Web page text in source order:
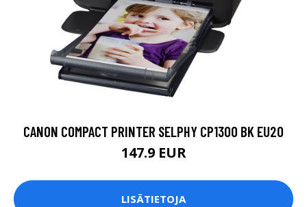
CANON COMPACT PRINTER SELPHY CP1300 BK EU20
147.9 EUR
LISÄTIETOJA